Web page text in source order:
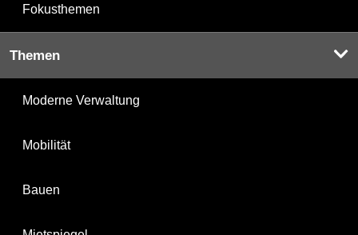
Fokusthemen
Themen
Moderne Verwaltung
Mobilität
Bauen